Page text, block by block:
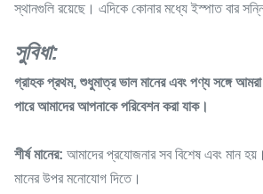
স্থানগুলি রয়েছে। এদিকে কোনার মধ্যে ইস্পাত বার
সুবিধা:
গ্রাহক প্রথম, শুধুমাত্র ভাল মানের এবং পণ্য সঙ্গে
পারে আমাদের আপনাকে পরিবেশন করা যাক।
শীর্ষ মানের: আমাদের প্রযোজনার সব বিশেষ এবং মান
মানের উপর মনোযোগ দিতে।